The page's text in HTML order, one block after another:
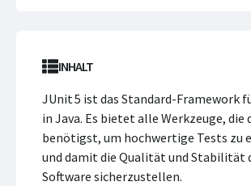
INHALT
JUnit 5 ist das Standard-Framework
in Java. Es bietet alle Werkzeuge, die
benötigst, um hochwertige Tests zu
und damit die Qualität und Stabilität
Software sicherzustellen.